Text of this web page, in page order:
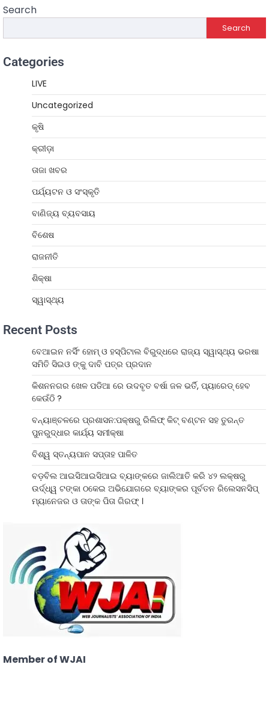
Search
Search
Categories
LIVE
Uncategorized
କୃଷି
କ୍ରୀଡ଼ା
ତାଜା ଖବର
ପର୍ଯ୍ୟଟନ ଓ ସଂସ୍କୃତି
ବାଣିଜ୍ୟ ବ୍ୟବସାୟ
ବିଶେଷ
ରାଜନୀତି
ଶିକ୍ଷା
ସ୍ୱାସ୍ଥ୍ୟ
Recent Posts
ବେଆଇନ ନର୍ସିଂ ହୋମ୍ ଓ ହସ୍ପିଟାଲ ବିରୁଦ୍ଧରେ ରାଜ୍ୟ ସ୍ୱାସ୍ଥ୍ୟ ଭରଷା
ସମିତି ସିଇଓ ଙ୍କୁ ଦାବି ପତ୍ର ପ୍ରଦାନ
କିଶନନଗର ଖେଳ ପଡିଆ ରେ ଉଦବୃତ ବର୍ଷା ଜଳ ଭର୍ତି, ପ୍ୟାରେଡ୍ ହେବ
କେଉଁଠି ?
ବନ୍ୟାଞ୍ଚଳରେ ପ୍ରଶାସନ:ପକ୍ଷରୁ ରିଲିଫ୍ କିଟ୍ ବଣ୍ଟନ ସହ ତୁରନ୍ତ
ପୁନରୁଦ୍ଧାର କାର୍ଯ୍ୟ ସମୀକ୍ଷା
ବିଶ୍ୱ ସ୍ତନ୍ୟପାନ ସପ୍ତାହ ପାଳିତ
ବଡ଼ବିଲ ଆଇସିଆଇସିଆଇ ବ୍ୟାଙ୍କରେ ଜାଲିଆତି କରି ୪୨ ଲକ୍ଷରୁ
ଉର୍ଦ୍ଧ୍ୱ ଟଙ୍କା ଠକେଇ ଅଭିଯୋଗରେ ବ୍ୟାଙ୍କର ପୂର୍ବତନ ରିଲେସନସିପ୍
ମ୍ୟାନେଜର ଓ ତାଙ୍କ ପିତା ଗିରଫ୍ ।
Member of WJAI